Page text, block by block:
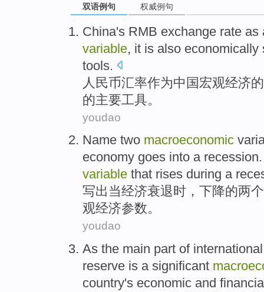
双语例句 权威例句
China's RMB exchange rate as
variable, it is also economically
tools.
人民币汇率作为中国宏观经济的
的主要工具。
youdao
Name two macroeconomic
economy goes into a recession
variable that rises during a
写出 当经济衰退时， 下降的两个
观经济参数。
youdao
As the main part of international
reserve is a significant
country's economic and